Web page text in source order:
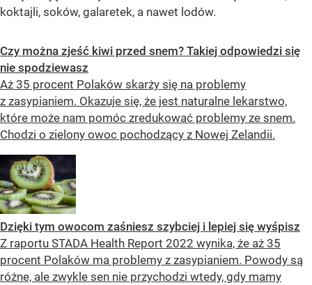
koktajli, soków, galaretek, a nawet lodów.
Czy można zjeść kiwi przed snem? Takiej odpowiedzi się
nie spodziewasz
Aż 35 procent Polaków skarży się na problemy
z zasypianiem. Okazuje się, że jest naturalne lekarstwo,
które może nam pomóc zredukować problemy ze snem.
Chodzi o zielony owoc pochodzący z Nowej Zelandii.
Dzięki tym owocom zaśniesz szybciej i lepiej się wyśpisz
Z raportu STADA Health Report 2022 wynika, że aż 35
procent Polaków ma problemy z zasypianiem. Powody są
różne, ale zwykle sen nie przychodzi wtedy, gdy mamy